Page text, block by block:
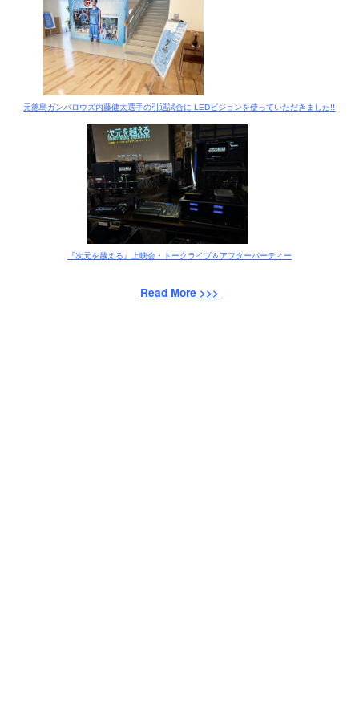
元徳島ガンバロウズ内藤健太選手の引退試合に LEDビジョンを使っていただきました!!
『次元を越える』上映会・トークライブ＆アフターパーティー
Read More >>>